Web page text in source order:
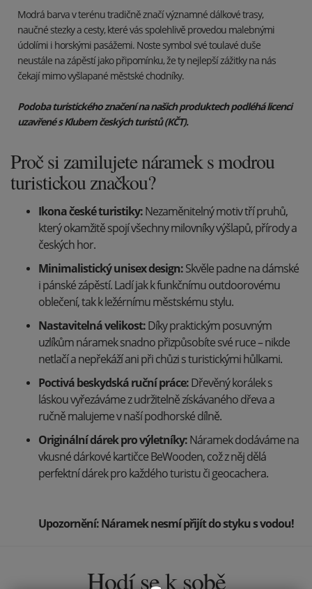
Modrá barva v terénu tradičně značí významné dálkové trasy,
naučné stezky a cesty, které vás spolehlivě provedou malebnými
údolími i horskými pasážemi. Noste symbol své toulavé duše
neustále na zápěstí jako připomínku, že ty nejlepší zážitky na nás
čekají mimo vyšlapané městské chodníky.
Podoba turistického značení na našich produktech podléhá licenci
uzavřené s Klubem českých turistů (KČT).
Proč si zamilujete náramek s modrou
turistickou značkou?
Ikona české turistiky:Nezaměnitelný motiv tří pruhů,
který okamžitě spojí všechny milovníky výšlapů, přírody a
českých hor.
Minimalistický unisex design:Skvěle padne na dámské
i pánské zápěstí. Ladí jak k funkčnímu outdoorovému
oblečení, tak k ležérnímu městskému stylu.
Nastavitelná velikost:Díky praktickým posuvným
uzlíkům náramek snadno přizpůsobíte své ruce – nikde
netlačí a nepřekáží ani při chůzi s turistickými hůlkami.
Poctivá beskydská ruční práce:Dřevěný korálek s
láskou vyřezáváme z udržitelně získávaného dřeva a
ručně malujeme v naší podhorské dílně.
Originální dárek pro výletníky:Náramek dodáváme na
vkusné dárkové kartičce BeWooden, což z něj dělá
perfektní dárek pro každého turistu či geocachera.
Upozornění: Náramek nesmí přijít do styku s vodou!
Hodí se k sobě